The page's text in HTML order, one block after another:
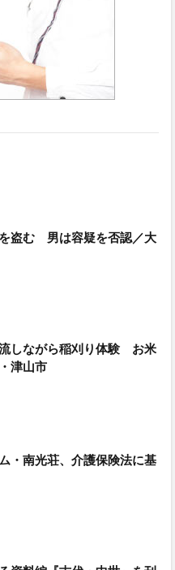
盗む 男は容疑を否認／大
しながら稲刈り体験 お米
津山市
・南光荘、介護保険法に基